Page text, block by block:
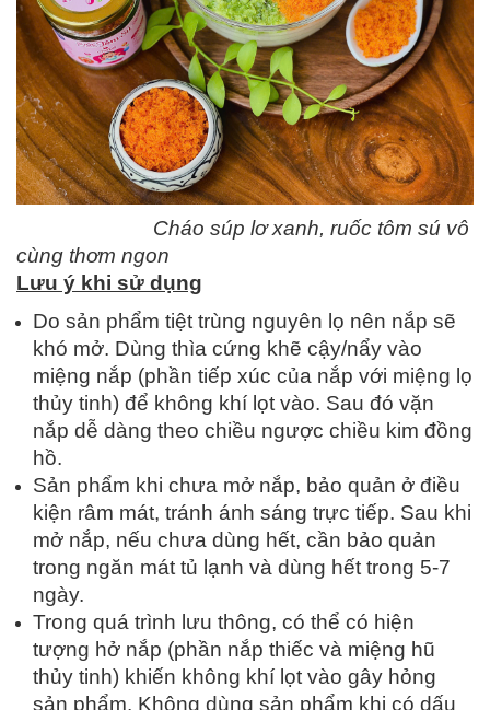
Cháo súp lơ xanh, ruốc tôm sú vô
cùng thơm ngon
Lưu ý khi sử dụng
Do sản phẩm tiệt trùng nguyên lọ nên nắp sẽ
khó mở. Dùng thìa cứng khẽ cậy/nẩy vào
miệng nắp (phần tiếp xúc của nắp với miệng lọ
thủy tinh) để không khí lọt vào. Sau đó vặn
nắp dễ dàng theo chiều ngược chiều kim đồng
hồ.
Sản phẩm khi chưa mở nắp, bảo quản ở điều
kiện râm mát, tránh ánh sáng trực tiếp. Sau khi
mở nắp, nếu chưa dùng hết, cần bảo quản
trong ngăn mát tủ lạnh và dùng hết trong 5-7
ngày.
Trong quá trình lưu thông, có thể có hiện
tượng hở nắp (phần nắp thiếc và miệng hũ
thủy tinh) khiến không khí lọt vào gây hỏng
sản phẩm. Không dùng sản phẩm khi có dấu